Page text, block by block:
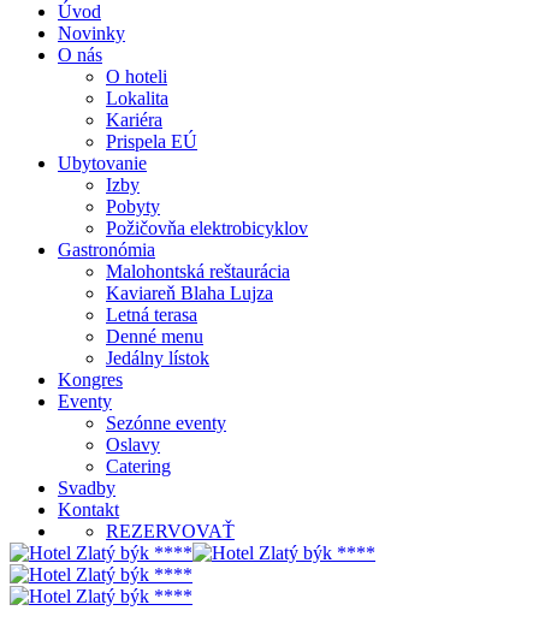
Úvod
Novinky
O nás
O hoteli
Lokalita
Kariéra
Prispela EÚ
Ubytovanie
Izby
Pobyty
Požičovňa elektrobicyklov
Gastronómia
Malohontská reštaurácia
Kaviareň Blaha Lujza
Letná terasa
Denné menu
Jedálny lístok
Kongres
Eventy
Sezónne eventy
Oslavy
Catering
Svadby
Kontakt
REZERVOVAŤ